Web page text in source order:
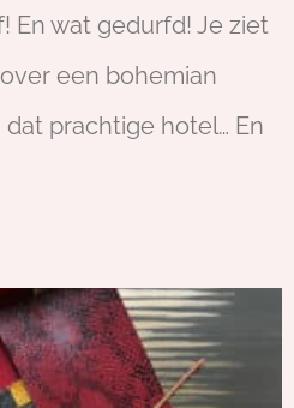
En wat gedurfd! Je ziet
een bohemian
prachtige hotel… En